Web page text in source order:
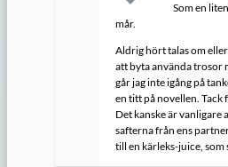
Som en
mår.
Aldrig hört talas om
att byta använda trosor
går jag inte igång på
en titt på novellen. Tack
Det kanske är vanligare
safterna från ens
till en kärleks-juice,